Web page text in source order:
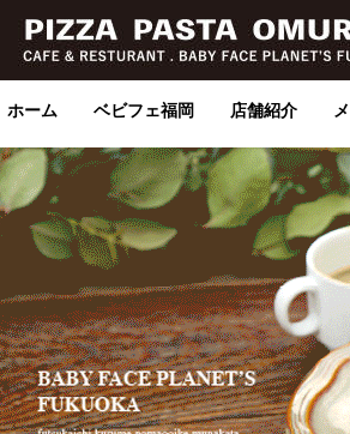
ホーム ベビフェ福岡 店舗紹介